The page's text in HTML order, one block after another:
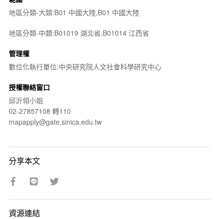
地區分類-大類:B01 中國大陸,B01 中國大陸
地區分類-中類:B01019 湖北省,B01014 江西省
管理權
數位化執行單位:中央研究院人文社會科學研究中心
授權聯絡窗口
邱沂翎小姐
02-27857108 轉110
mapapply@gate.sinica.edu.tw
分享本文
資源連結